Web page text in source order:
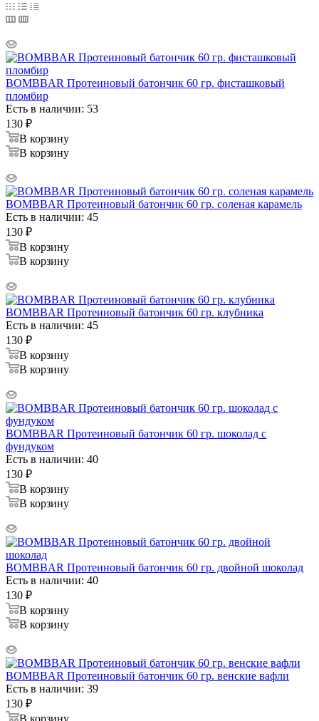
BOMBBAR Протеиновый батончик 60 гр. фисташковый
пломбир
Есть в наличии: 53
130 ₽
В корзину
В корзину
BOMBBAR Протеиновый батончик 60 гр. соленая карамель
Есть в наличии: 45
130 ₽
В корзину
В корзину
BOMBBAR Протеиновый батончик 60 гр. клубника
Есть в наличии: 45
130 ₽
В корзину
В корзину
BOMBBAR Протеиновый батончик 60 гр. шоколад с
фундуком
Есть в наличии: 40
130 ₽
В корзину
В корзину
BOMBBAR Протеиновый батончик 60 гр. двойной шоколад
Есть в наличии: 40
130 ₽
В корзину
В корзину
BOMBBAR Протеиновый батончик 60 гр. венские вафли
Есть в наличии: 39
130 ₽
В корзину